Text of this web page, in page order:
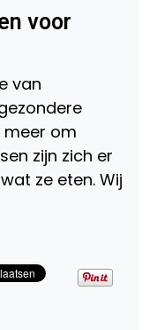
voor
van
meer om
zijn zich er
ze eten. Wij